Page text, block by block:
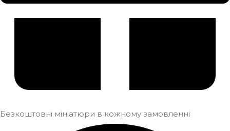
Безкоштовні мініатюри в кожному замовленні